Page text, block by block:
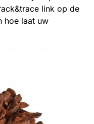
link op de
hoe laat uw